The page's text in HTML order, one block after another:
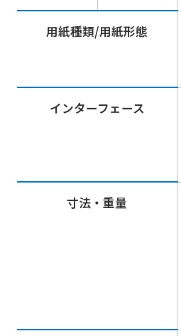
用紙種類/用紙形態
インターフェース
寸法・重量